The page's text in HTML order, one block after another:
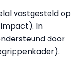
vastgesteld op
In
door